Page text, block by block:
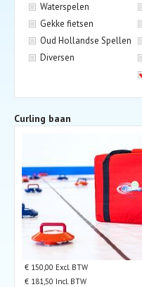
Waterspelen
Gekke fietsen
Oud Hollandse Spellen
Diversen
Curling baan
€ 150,00 Excl. BTW
€ 181,50 Incl. BTW